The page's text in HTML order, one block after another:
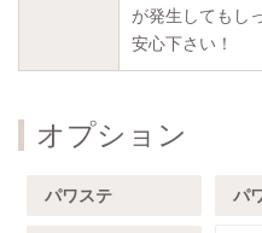
が発生してもし
安心下さい！
オプション
パワステ パ